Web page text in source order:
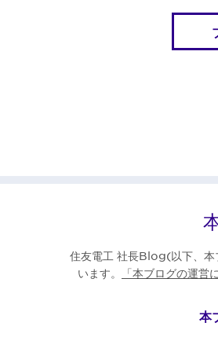
住友電工 社長Blog(以下、本
います。
「本ブログの運営
本